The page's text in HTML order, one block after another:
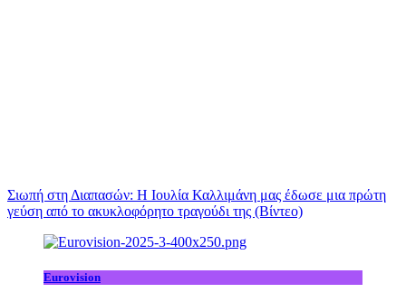
Σιωπή στη Διαπασών: Η Ιουλία Καλλιμάνη μας έδωσε μια πρώτη
γεύση από το ακυκλοφόρητο τραγούδι της (Βίντεο)
Eurovision